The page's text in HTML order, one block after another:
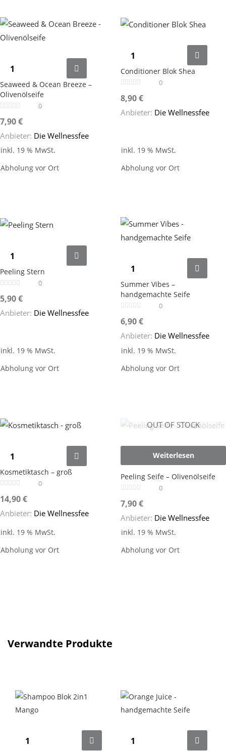
Seaweed & Ocean Breeze –
Olivenölseife
0
7,90€
Anbieter: Die Wellnessfee
inkl. 19 % MwSt.
Abholung vor Ort
Conditioner Blok Shea
0
8,90€
Anbieter: Die Wellnessfee
inkl. 19 % MwSt.
Abholung vor Ort
Peeling Stern
0
5,90€
Anbieter: Die Wellnessfee
inkl. 19 % MwSt.
Abholung vor Ort
Summer Vibes –
handgemachte Seife
0
6,90€
Anbieter: Die Wellnessfee
inkl. 19 % MwSt.
Abholung vor Ort
Kosmetiktasch – groß
0
14,90€
Anbieter: Die Wellnessfee
inkl. 19 % MwSt.
Abholung vor Ort
OUT OF STOCK
Weiterlesen
Peeling Seife – Olivenölseife
0
7,90€
Anbieter: Die Wellnessfee
inkl. 19 % MwSt.
Abholung vor Ort
Verwandte Produkte